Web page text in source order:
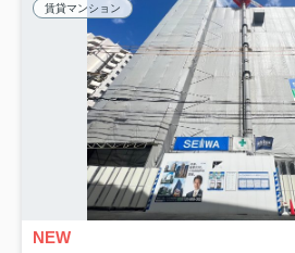
賃貸マンション
NEW